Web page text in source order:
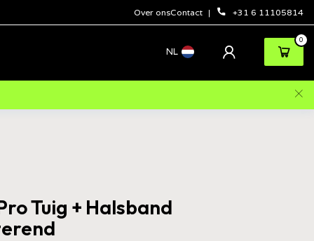
Over onsContact +31 6 11105814
NL
0
Tuig + Halsband